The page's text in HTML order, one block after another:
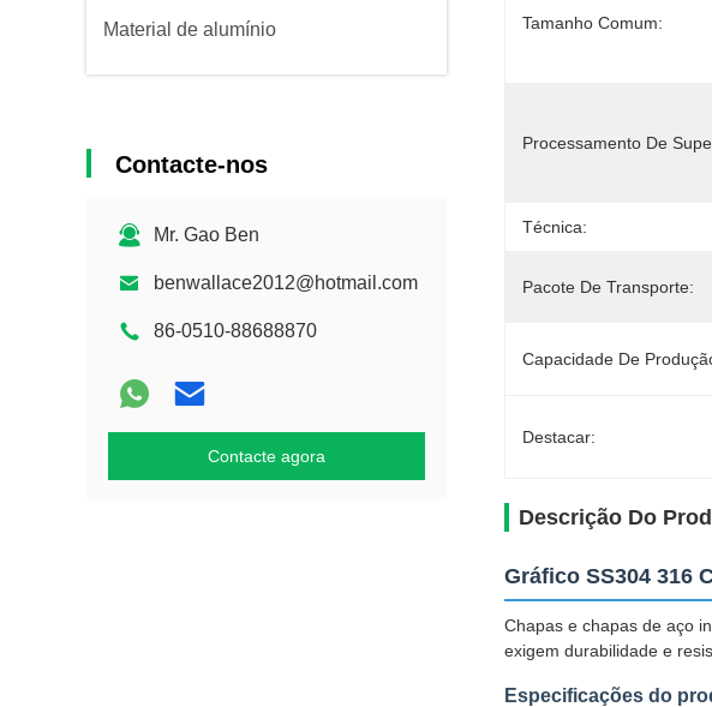
Material de alumínio
Contacte-nos
Mr. Gao Ben
benwallace2012@hotmail.com
86-0510-88688870
Contacte agora
Tamanho Comum:
Processamento De
Técnica:
Pacote De Transporte:
Capacidade De
Destacar:
Descrição Do
Gráfico SS304 316
Chapas e chapas de aço
exigem durabilidade e
Especificações do